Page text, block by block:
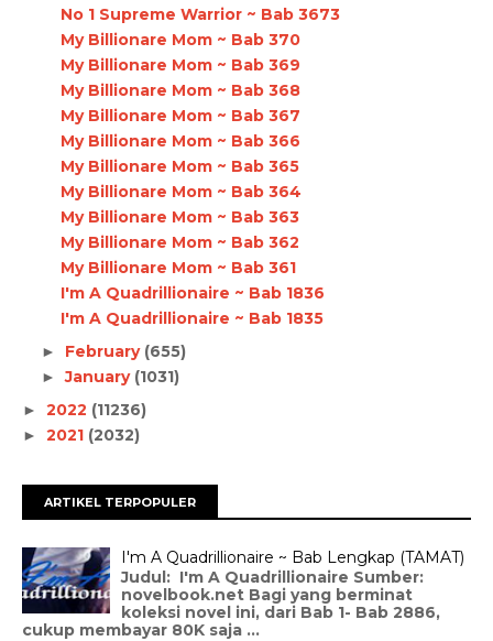
No 1 Supreme Warrior ~ Bab 3673
My Billionare Mom ~ Bab 370
My Billionare Mom ~ Bab 369
My Billionare Mom ~ Bab 368
My Billionare Mom ~ Bab 367
My Billionare Mom ~ Bab 366
My Billionare Mom ~ Bab 365
My Billionare Mom ~ Bab 364
My Billionare Mom ~ Bab 363
My Billionare Mom ~ Bab 362
My Billionare Mom ~ Bab 361
I'm A Quadrillionaire ~ Bab 1836
I'm A Quadrillionaire ~ Bab 1835
► February (655)
►January (1031)
► 2022 (11236)
► 2021 (2032)
ARTIKEL TERPOPULER
I'm A Quadrillionaire ~ Bab Lengkap (TAMAT)
Judul: I'm A Quadrillionaire Sumber:
novelbook.net Bagi yang berminat
koleksi novel ini, dari Bab 1- Bab 2886,
cukup membayar 80K saja ...